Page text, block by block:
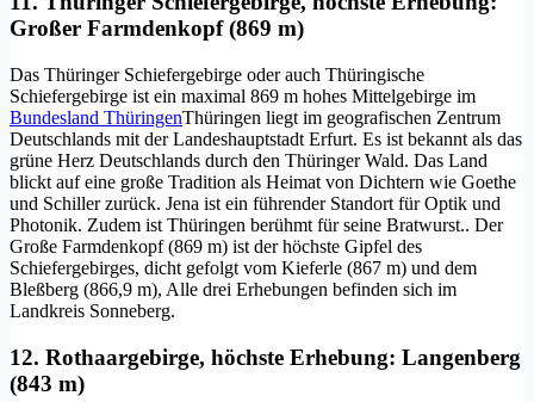
Großer Farmdenkopf (869 m)
Das Thüringer Schiefergebirge oder auch Thüringische
Schiefergebirge ist ein maximal 869 m hohes Mittelgebirge im
Bundesland ThüringenThüringen liegt im geografischen Zentrum
Deutschlands mit der Landeshauptstadt Erfurt. Es ist bekannt als das
grüne Herz Deutschlands durch den Thüringer Wald. Das Land
blickt auf eine große Tradition als Heimat von Dichtern wie Goethe
und Schiller zurück. Jena ist ein führender Standort für Optik und
Photonik. Zudem ist Thüringen berühmt für seine Bratwurst.. Der
Große Farmdenkopf (869 m) ist der höchste Gipfel des
Schiefergebirges, dicht gefolgt vom Kieferle (867 m) und dem
Bleßberg (866,9 m), Alle drei Erhebungen befinden sich im
Landkreis Sonneberg.
12. Rothaargebirge, höchste Erhebung: Langenberg
(843 m)